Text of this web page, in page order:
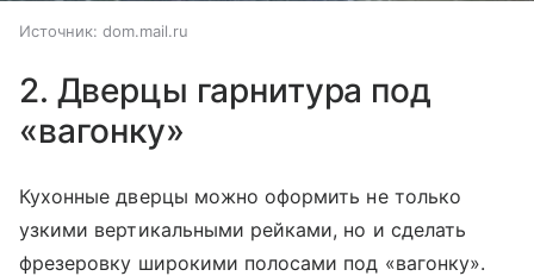
Источник: dom.mail.ru
2. Дверцы гарнитура под
«вагонку»
Кухонные дверцы можно оформить не только
узкими вертикальными рейками, но и сделать
фрезеровку широкими полосами под «вагонку».